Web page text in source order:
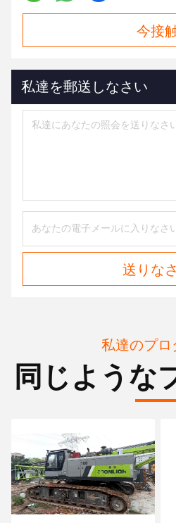
今接
私達を郵送しなさい
送りな
私達のプロ
同じような